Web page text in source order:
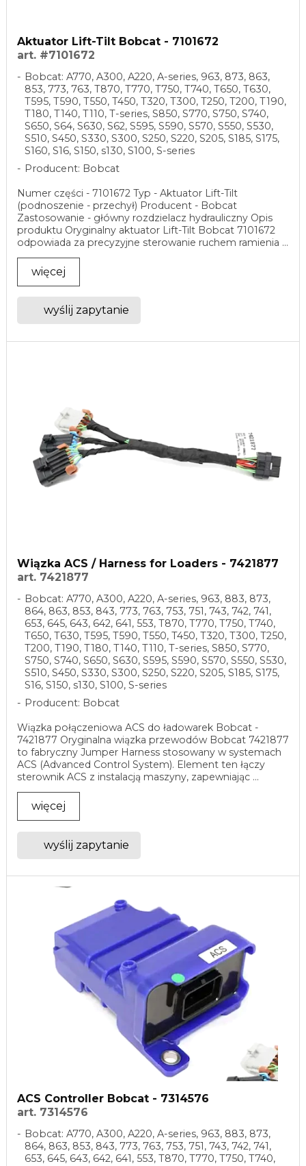
Aktuator Lift-Tilt Bobcat - 7101672
art. #7101672
Bobcat: A770, A300, A220, A-series, 963, 873, 863,
853, 773, 763, T870, T770, T750, T740, T650, T630,
T595, T590, T550, T450, T320, T300, T250, T200, T190,
T180, T140, T110, T-series, S850, S770, S750, S740,
S650, S64, S630, S62, S595, S590, S570, S550, S530,
S510, S450, S330, S300, S250, S220, S205, S185, S175,
S160, S16, S150, s130, S100, S-series
Producent: Bobcat
Numer części - 7101672 Typ - Aktuator Lift-Tilt
(podnoszenie - przechył) Producent - Bobcat
Zastosowanie - główny rozdzielacz hydrauliczny Opis
produktu Oryginalny aktuator Lift-Tilt Bobcat 7101672
odpowiada za precyzyjne sterowanie ruchem ramienia ...
więcej
wyślij zapytanie
Wiązka ACS / Harness for Loaders - 7421877
art. 7421877
Bobcat: A770, A300, A220, A-series, 963, 883, 873,
864, 863, 853, 843, 773, 763, 753, 751, 743, 742, 741,
653, 645, 643, 642, 641, 553, T870, T770, T750, T740,
T650, T630, T595, T590, T550, T450, T320, T300, T250,
T200, T190, T180, T140, T110, T-series, S850, S770,
S750, S740, S650, S630, S595, S590, S570, S550, S530,
S510, S450, S330, S300, S250, S220, S205, S185, S175,
S16, S150, s130, S100, S-series
Producent: Bobcat
Wiązka połączeniowa ACS do ładowarek Bobcat -
7421877 Oryginalna wiązka przewodów Bobcat 7421877
to fabryczny Jumper Harness stosowany w systemach
ACS (Advanced Control System). Element ten łączy
sterownik ACS z instalacją maszyny, zapewniając ...
więcej
wyślij zapytanie
ACS Controller Bobcat - 7314576
art. 7314576
Bobcat: A770, A300, A220, A-series, 963, 883, 873,
864, 863, 853, 843, 773, 763, 753, 751, 743, 742, 741,
653, 645, 643, 642, 641, 553, T870, T770, T750, T740,